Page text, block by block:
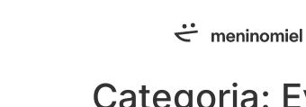
Categoria: